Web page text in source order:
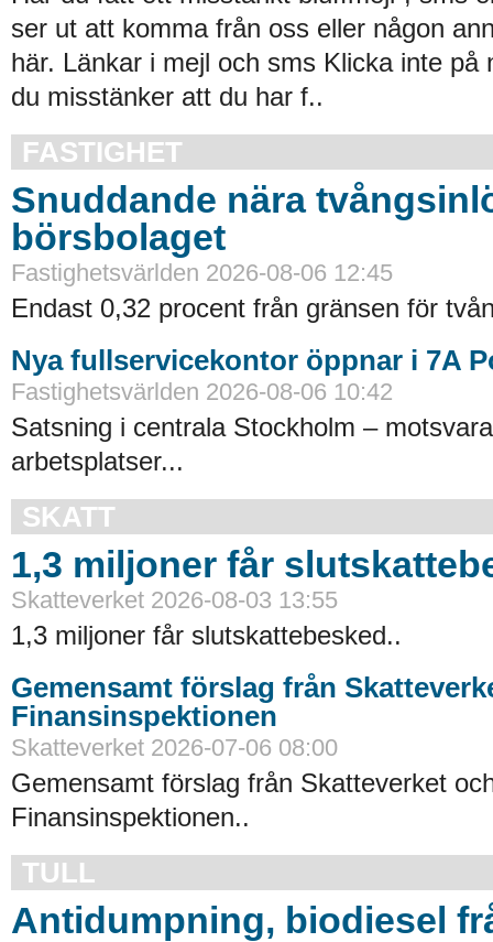
ser ut att komma från oss eller någon
här. Länkar i mejl och sms Klicka inte på
du misstänker att du har f..
FASTIGHET
Snuddande nära
börsbolaget
Fastighetsvärlden 2026-08-06 12:45
Endast 0,32 procent från gränsen för
Nya fullservicekontor öppnar i 7A
Fastighetsvärlden 2026-08-06 10:42
Satsning i centrala Stockholm –
arbetsplatser...
SKATT
1,3 miljoner får
Skatteverket 2026-08-03 13:55
1,3 miljoner får slutskattebesked..
Gemensamt förslag från
Finansinspektionen
Skatteverket 2026-07-06 08:00
Gemensamt förslag från Skatteverket
Finansinspektionen..
TULL
Antidumpning, biodiesel